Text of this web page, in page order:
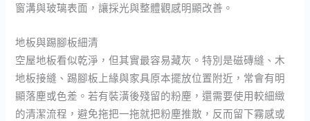
窗溝與玻璃表面，讓採光與整體觀感明顯改善。
地板與踢腳板細清
空屋地板看似乾淨，但其實最容易藏灰。特別是磁磚縫、木
地板接縫、踢腳板上緣與家具原本擺放位置附近，常會有明
顯落塵或色差。若有裝潢後殘留的粉塵，還需要使用較細緻
的清潔流程，避免拖把一拖就把粉塵推散，反而留下霧感或